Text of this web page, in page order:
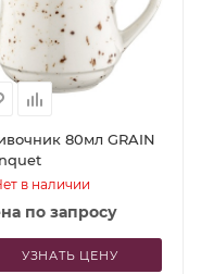
80мл GRAIN
в наличии
по запросу
УЗНАТЬ ЦЕНУ